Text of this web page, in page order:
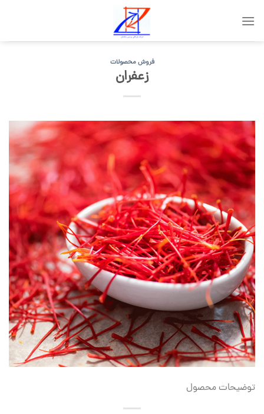
فروش محصولات
زعفران
توضیحات محصول